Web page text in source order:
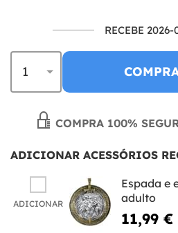
RECEBE
COMPRA 100%
ADICIONAR ACESSÓRIOS
ADICIONAR
Espada e
adulto
11,99 €